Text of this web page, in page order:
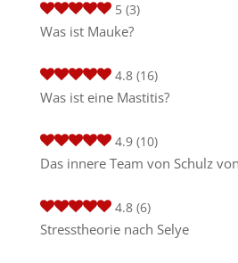
5 (3)
Was ist Mauke?
4.8 (16)
Was ist eine Mastitis?
4.9 (10)
Das innere Team von Schulz
4.8 (6)
Stresstheorie nach Selye